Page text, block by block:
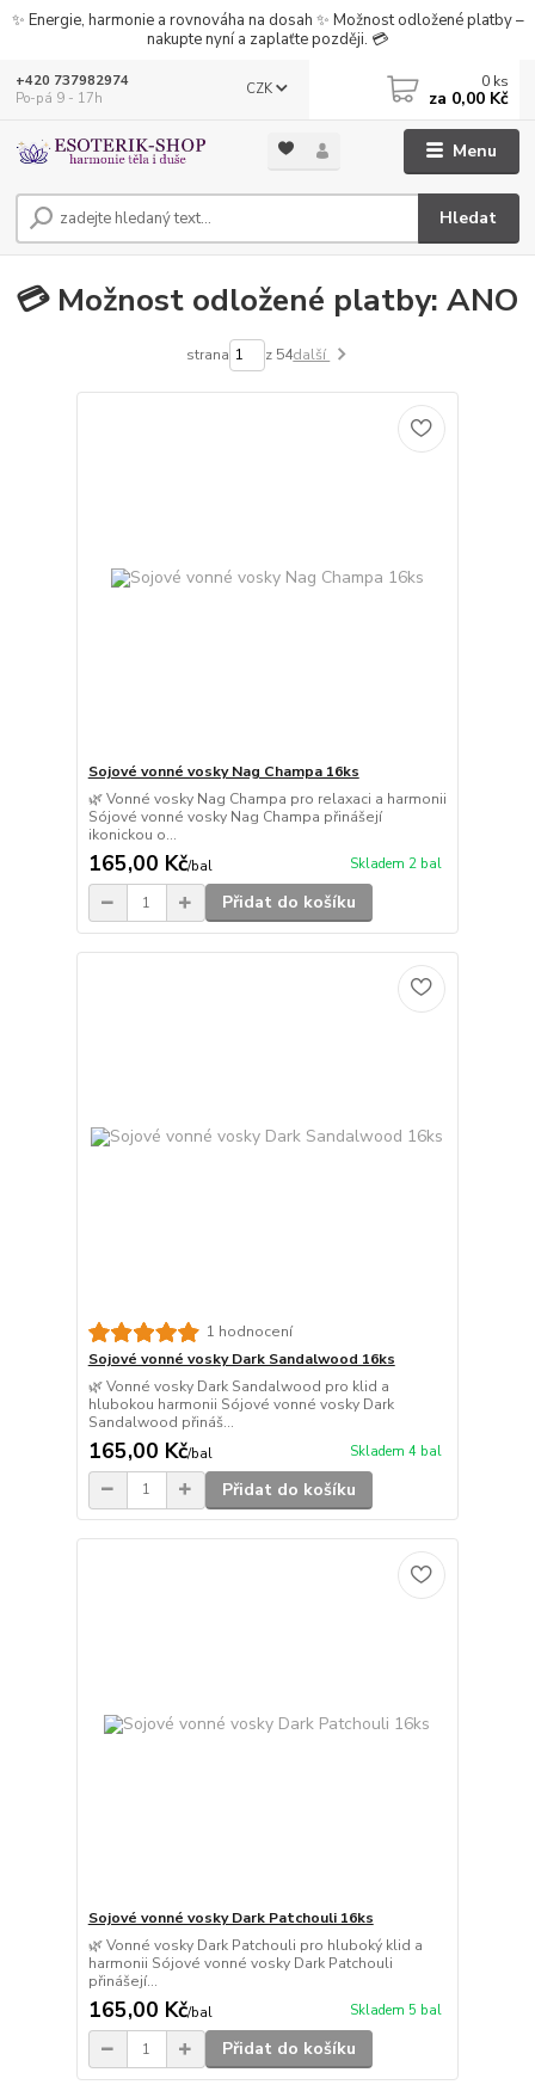
✨ Energie, harmonie a rovnováha na dosah ✨ Možnost odložené platby –
nakupte nyní a zaplaťte později. 💳
Menu
CZK
Hledat
+420 737982974
Po-pá 9 - 17h
0 ks
za 0,00 Kč
💳 Možnost odložené platby: ANO
strana z 54další
Sojové vonné vosky Nag Champa 16ks
🌿 Vonné vosky Nag Champa pro relaxaci a harmonii
Sójové vonné vosky Nag Champa přinášejí
ikonickou o...
165,00 Kč/bal Skladem 2 bal
Přidat do košíku
1 hodnocení
Sojové vonné vosky Dark Sandalwood 16ks
🌿 Vonné vosky Dark Sandalwood pro klid a
hlubokou harmonii Sójové vonné vosky Dark
Sandalwood přináš...
165,00 Kč/bal Skladem 4 bal
Přidat do košíku
Sojové vonné vosky Dark Patchouli 16ks
🌿 Vonné vosky Dark Patchouli pro hluboký klid a
harmonii Sójové vonné vosky Dark Patchouli
přinášejí...
165,00 Kč/bal Skladem 5 bal
Přidat do košíku